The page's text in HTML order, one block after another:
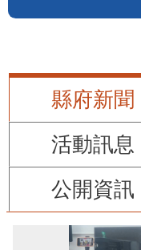
縣府新聞
活動訊息
公開資訊